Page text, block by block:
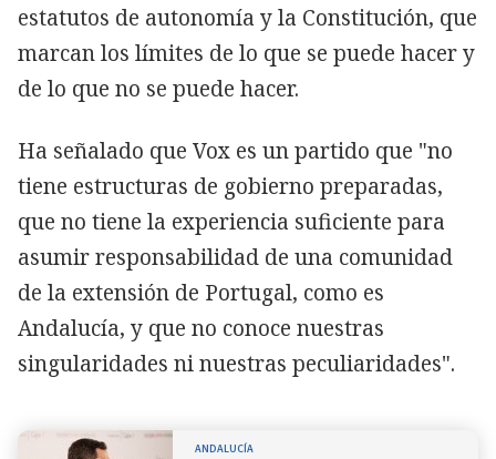
estatutos de autonomía y la Constitución, que
marcan los límites de lo que se puede hacer y
de lo que no se puede hacer.
Ha señalado que Vox es un partido que "no
tiene estructuras de gobierno preparadas,
que no tiene la experiencia suficiente para
asumir responsabilidad de una comunidad
de la extensión de Portugal, como es
Andalucía, y que no conoce nuestras
singularidades ni nuestras peculiaridades".
ANDALUCÍA